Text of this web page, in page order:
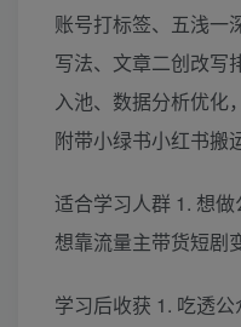
账号打标签、五浅一
写法、文章二创改写
入池、数据分析优化
附带小绿书小红书搬
适合学习人群 1. 想
想靠流量主带货短剧
学习后收获 1. 吃透